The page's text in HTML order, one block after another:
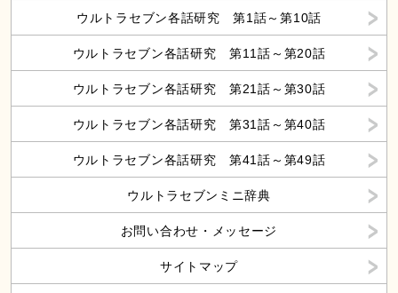
ウルトラセブン各話研究 第1話～第10話
ウルトラセブン各話研究 第11話～第20話
ウルトラセブン各話研究 第21話～第30話
ウルトラセブン各話研究 第31話～第40話
ウルトラセブン各話研究 第41話～第49話
ウルトラセブンミニ辞典
お問い合わせ・メッセージ
サイトマップ